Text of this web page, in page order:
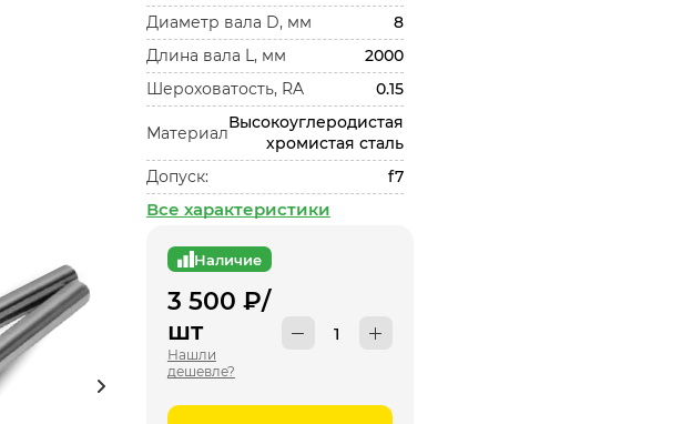
Диаметр вала D, мм
8
Длина вала L, мм
2000
Шероховатость, RA
0.15
Материал
Высокоуглеродистая
хромистая сталь
Допуск:
f7
Все характеристики
Наличие
3 500 ₽/
шт
Нашли
дешевле?